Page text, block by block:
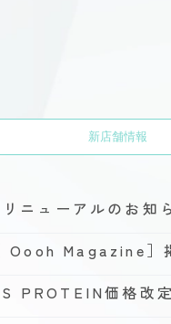
新店舗情報
ニューアルのお知
Oooh Magazine］
PROTEIN価格改